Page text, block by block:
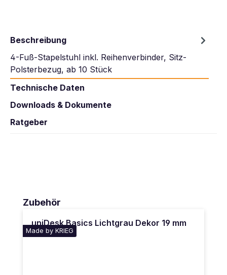
Beschreibung
4-Fuß-Stapelstuhl inkl. Reihenverbinder, Sitz-
Polsterbezug, ab 10 Stück
Technische Daten
Downloads & Dokumente
Ratgeber
Produktgalerie überspringen
Zubehör
Made by KRIEG
uniDesk Basics Lichtgrau Dekor 19 mm